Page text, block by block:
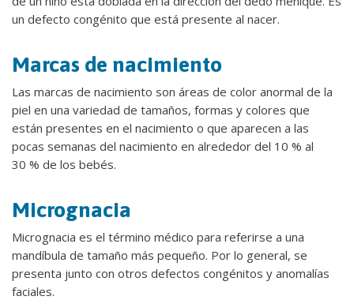
un defecto congénito que está presente al nacer.
Marcas de nacimiento
Las marcas de nacimiento son áreas de color anormal de la
piel en una variedad de tamaños, formas y colores que
están presentes en el nacimiento o que aparecen a las
pocas semanas del nacimiento en alrededor del 10 % al
30 % de los bebés.
Micrognacia
Micrognacia es el término médico para referirse a una
mandíbula de tamaño más pequeño. Por lo general, se
presenta junto con otros defectos congénitos y anomalías
faciales.